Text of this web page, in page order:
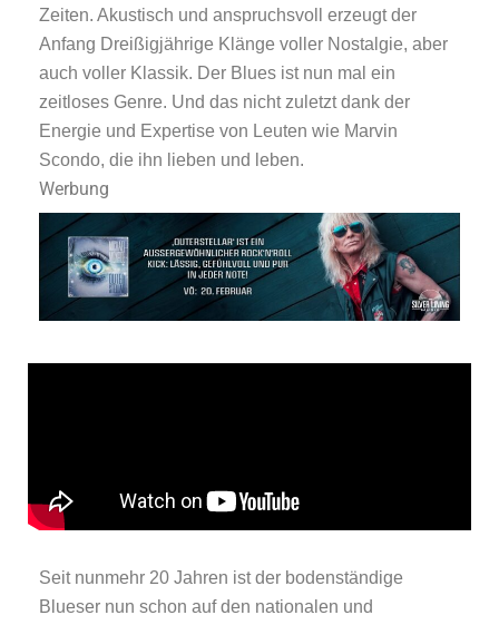
Zeiten. Akustisch und anspruchsvoll erzeugt der
Anfang Dreißigjährige Klänge voller Nostalgie, aber
auch voller Klassik. Der Blues ist nun mal ein
zeitloses Genre. Und das nicht zuletzt dank der
Energie und Expertise von Leuten wie Marvin
Scondo, die ihn lieben und leben.
Werbung
Seit nunmehr 20 Jahren ist der bodenständige
Blueser nun schon auf den nationalen und